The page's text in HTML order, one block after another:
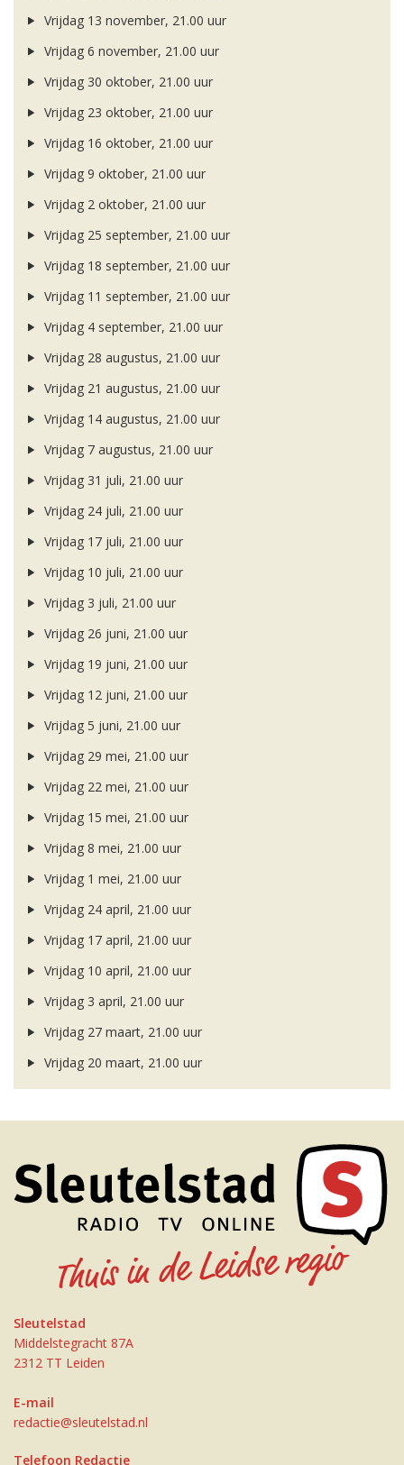
Vrijdag 13 november, 21.00 uur
Vrijdag 6 november, 21.00 uur
Vrijdag 30 oktober, 21.00 uur
Vrijdag 23 oktober, 21.00 uur
Vrijdag 16 oktober, 21.00 uur
Vrijdag 9 oktober, 21.00 uur
Vrijdag 2 oktober, 21.00 uur
Vrijdag 25 september, 21.00 uur
Vrijdag 18 september, 21.00 uur
Vrijdag 11 september, 21.00 uur
Vrijdag 4 september, 21.00 uur
Vrijdag 28 augustus, 21.00 uur
Vrijdag 21 augustus, 21.00 uur
Vrijdag 14 augustus, 21.00 uur
Vrijdag 7 augustus, 21.00 uur
Vrijdag 31 juli, 21.00 uur
Vrijdag 24 juli, 21.00 uur
Vrijdag 17 juli, 21.00 uur
Vrijdag 10 juli, 21.00 uur
Vrijdag 3 juli, 21.00 uur
Vrijdag 26 juni, 21.00 uur
Vrijdag 19 juni, 21.00 uur
Vrijdag 12 juni, 21.00 uur
Vrijdag 5 juni, 21.00 uur
Vrijdag 29 mei, 21.00 uur
Vrijdag 22 mei, 21.00 uur
Vrijdag 15 mei, 21.00 uur
Vrijdag 8 mei, 21.00 uur
Vrijdag 1 mei, 21.00 uur
Vrijdag 24 april, 21.00 uur
Vrijdag 17 april, 21.00 uur
Vrijdag 10 april, 21.00 uur
Vrijdag 3 april, 21.00 uur
Vrijdag 27 maart, 21.00 uur
Vrijdag 20 maart, 21.00 uur
Sleutelstad
Middelstegracht 87A
2312 TT Leiden
E-mail
redactie@sleutelstad.nl
Telefoon Redactie